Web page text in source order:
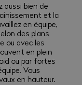
bien de
et la
en équipe,
des plans
ou avec les
en plein
ou par fortes
Vous
en hauteur.